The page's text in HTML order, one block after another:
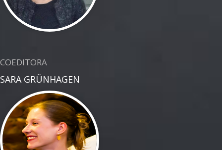
COEDITORA
SARA GRÜNHAGEN